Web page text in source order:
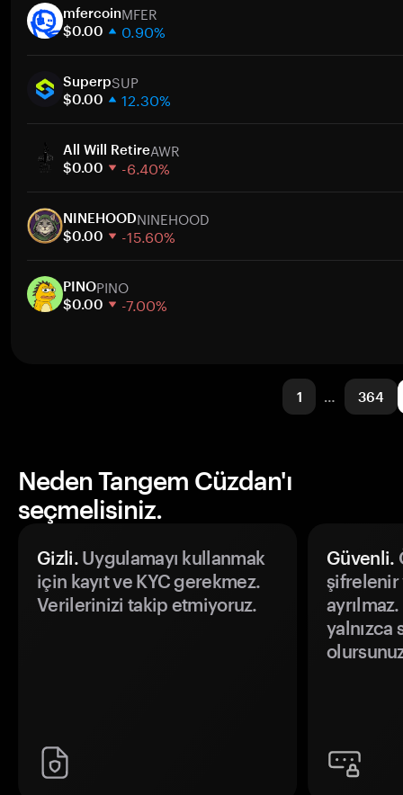
30 gün
Piyasa değeri
mfercoinMFER
$0.00 0.90%
30 gün
Piyasa değeri
SuperpSUP
$0.00 12.30%
30 gün
Piyasa değeri
All Will RetireAWR
$0.00 -6.40%
30 gün
Piyasa değeri
NINEHOODNINEHOOD
$0.00 -15.60%
30 gün
Piyasa değeri
PINOPINO
$0.00 -7.00%
1 … 364
Neden Tangem Cüzdan'ı
seçmelisiniz.
Gizli.Uygulamayı kullanmak
için kayıt ve KYC gerekmez.
Verilerinizi takip etmiyoruz.
Güvenli.
şifrelenir
yalnızca